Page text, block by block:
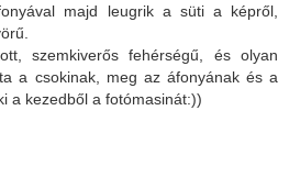
majd leugrik a süti a képről,
szemkiverős fehérségű, és olyan
a csokinak, meg az áfonyának és a
a kezedből a fotómasinát:))